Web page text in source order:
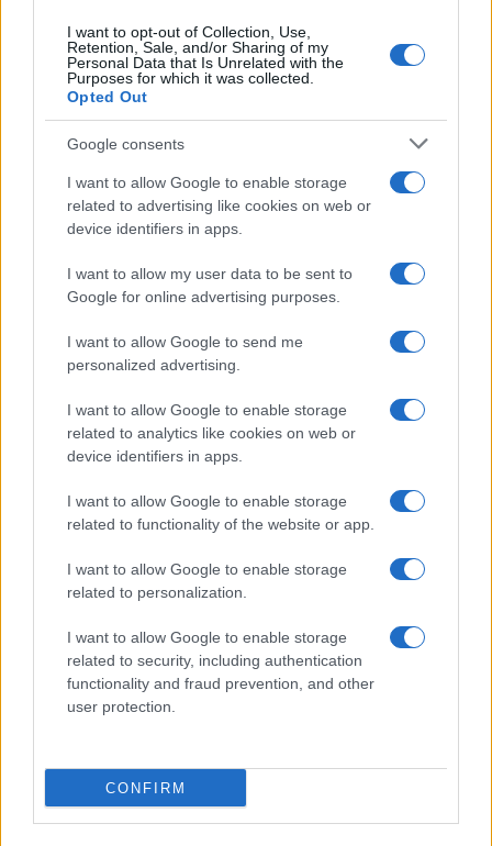
I want to opt-out of Collection, Use,
Retention, Sale, and/or Sharing of my
Personal Data that Is Unrelated with the
Purposes for which it was collected.
Opted Out
Google consents
I want to allow Google to enable storage
related to advertising like cookies on web or
device identifiers in apps.
I want to allow my user data to be sent to
Google for online advertising purposes.
I want to allow Google to send me
personalized advertising.
I want to allow Google to enable storage
related to analytics like cookies on web or
device identifiers in apps.
I want to allow Google to enable storage
related to functionality of the website or app.
I want to allow Google to enable storage
related to personalization.
I want to allow Google to enable storage
related to security, including authentication
functionality and fraud prevention, and other
user protection.
CONFIRM
©2026 - rifaidate.it - p.iva 03338800984 Pubblicità